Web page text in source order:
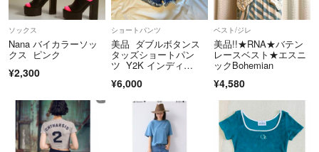
ソックス
Nana バイカラーソッ
クス ピンク
¥2,300
ショートパンツ
美品 ダブルボタンス
タッズショートパン
ツ Y2K インディ
¥6,000
ベスト/ジレ
美品!!★RNA★バテン
レースベスト★エスニ
ックBohemian
¥4,580